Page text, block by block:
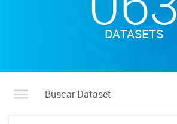
DATASETS